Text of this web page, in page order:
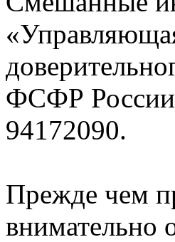
ФСФР России
94172090.
Прежде чем
внимательно